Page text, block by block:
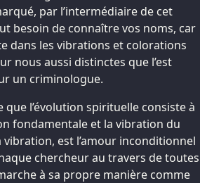
par l’intermédiaire de cet
besoin de connaître vos noms, car
dans les vibrations et colorations
nous aussi distinctes que l’est
un criminologue.
l’évolution spirituelle consiste à
fondamentale et la vibration du
est l’amour inconditionnel
chercheur au travers de toutes
à sa propre manière comme